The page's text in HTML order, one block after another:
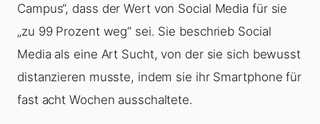
Campus“, dass der Wert von Social Media für sie
„zu 99 Prozent weg“ sei. Sie beschrieb Social
Media als eine Art Sucht, von der sie sich bewusst
distanzieren musste, indem sie ihr Smartphone für
fast acht Wochen ausschaltete.